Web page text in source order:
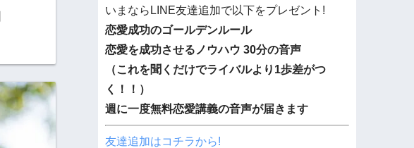
いまならLINE友達追加で以下をプレゼント!
恋愛成功のゴールデンルール
恋愛を成功させるノウハウ 30分の音声
（これを聞くだけでライバルより1歩差がつ
く！！）
週に一度無料恋愛講義の音声が届きます
友達追加はコチラから!